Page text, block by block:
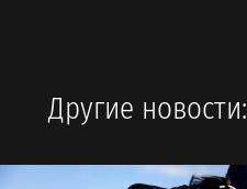
Другие новости: